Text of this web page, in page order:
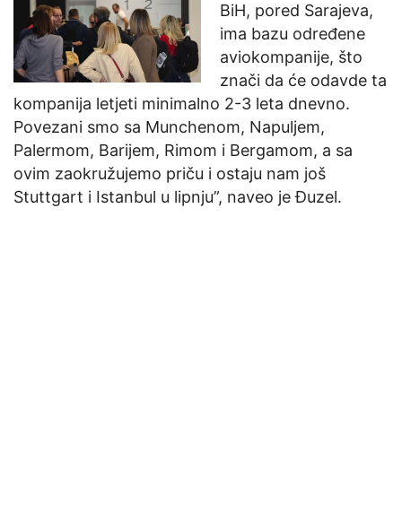
BiH, pored Sarajeva,
ima bazu određene
aviokompanije, što
znači da će odavde ta
kompanija letjeti minimalno 2-3 leta dnevno.
Povezani smo sa Munchenom, Napuljem,
Palermom, Barijem, Rimom i Bergamom, a sa
ovim zaokružujemo priču i ostaju nam još
Stuttgart i Istanbul u lipnju”, naveo je Đuzel.